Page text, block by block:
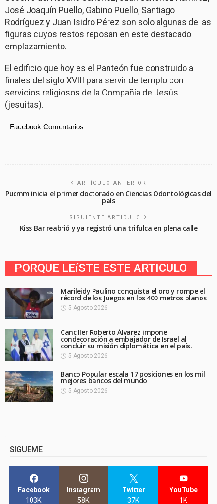
José Joaquín Puello, Gabino Puello, Santiago
Rodríguez y Juan Isidro Pérez son solo algunas de las
figuras cuyos restos reposan en este destacado
emplazamiento.
El edificio que hoy es el Panteón fue construido a
finales del siglo XVIII para servir de templo con
servicios religiosos de la Compañía de Jesús
(jesuitas).
Facebook Comentarios
ARTÍCULO ANTERIOR
Pucmm inicia el primer doctorado en Ciencias Odontológicas del
país
SIGUIENTE ARTICULO
Kiss Bar reabrió y ya registró una trifulca en plena calle
PORQUE LEíSTE ESTE ARTICULO
Marileidy Paulino conquista el oro y rompe el
récord de los Juegos en los 400 metros planos
5 Agosto 2026
Canciller Roberto Álvarez impone
condecoración a embajador de Israel al
concluir su misión diplomática en el país.
5 Agosto 2026
Banco Popular escala 17 posiciones en los mil
mejores bancos del mundo
5 Agosto 2026
SIGUEME
Facebook
103K
Instagram
58K
Twitter
37K
YouTube
1K